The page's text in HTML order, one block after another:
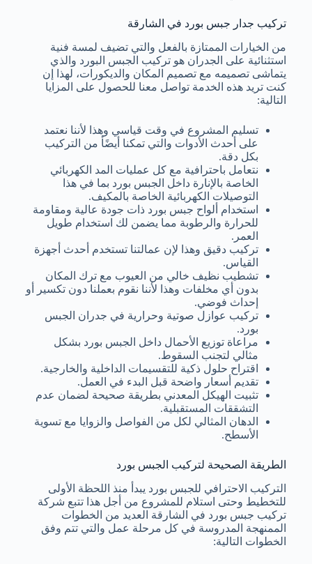
تركيب جدار جبس بورد في الشارقة
من الخيارات الممتازة بالفعل والتي تضيف لمسة فنية
استثنائية على الجدران هو تركيب الجبس البورد والذي
يتماشى تصميمه مع تصميم المكان والديكورات، لهذا إن
كنت تريد هذه الخدمة تواصل معنا للحصول على المزايا
التالية:
تسليم المشروع في وقت قياسي وهذا لأننا نعتمد
على أحدث الأدوات والتي تمكنا أيضًأ من التركيب
بكل دقة.
نتعامل باحترافية مع كل عمليات المد الكهربائي
الخاصة بالإنارة داخل الجبس بورد بما في هذا
التوصيلات الكهربائية الخاصة بالمكيف.
استخدام ألواح جبس بورد ذات جودة عالية ومقاومة
للحرارة والرطوبة مما يضمن لك استخدام طويل
العمر.
تركيب دقيق وهذا لإن عمالتنا تستخدم أحدث أجهزة
القياس.
تشطيب نظيف خالي من العيوب مع ترك المكان
بدون أي مخلفات وهذا لأننا نقوم بعملنا دون تكسير أو
إحداث فوضي.
تركيب عوازل صوتية وحرارية في جدران الجبس
بورد.
مراعاة توزيع الأحمال داخل الجبس بورد بشكل
مثالي لتجنب السقوط.
اقتراح حلول ذكية للتقسيمات الداخلية والخارجية.
تقديم أسعار واضحة قبل البدء في العمل.
تثبيت الهيكل المعدني بطريقة صحيحة لضمان عدم
التشققات المستقبلية.
الدهان المثالي لكل من الفواصل والزوايا مع تسوية
الأسطح.
الطريقة الصحيحة لتركيب الجبس بورد
التركيب الاحترافي للجبس بورد يبدأ منذ اللحظة الأولى
للتخطيط وحتى استلام للمشروع من أجل هذا تتبع شركة
تركيب جبس بورد في الشارقة العديد من الخطوات
الممنهجة المدروسة في كل مرحلة عمل والتي تتم وفق
الخطوات التالية: